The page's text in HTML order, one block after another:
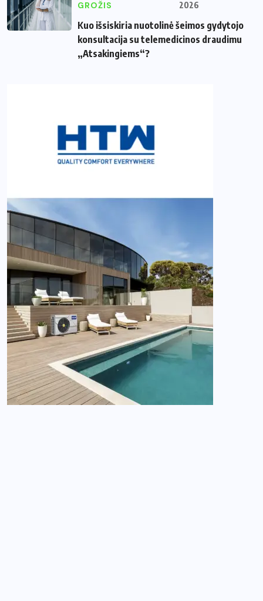
GROŽIS 2026
Kuo išsiskiria nuotolinė šeimos gydytojo
konsultacija su telemedicinos draudimu
„Atsakingiems“?